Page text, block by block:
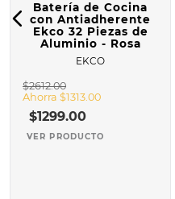
Batería de Cocina
con Antiadherente
Ekco 32 Piezas de
Aluminio - Rosa
EKCO
$2612.00
Ahorra $1313.00
$1299.00
VER PRODUCTO